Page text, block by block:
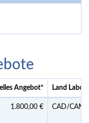
Angebot* Land Labor
1.800,00 € CAD/CAM